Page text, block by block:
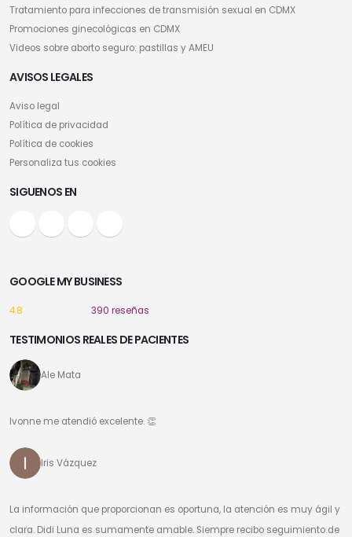
Tratamiento para infecciones de transmisión sexual en CDMX
Promociones ginecológicas en CDMX
Videos sobre aborto seguro: pastillas y AMEU
AVISOS LEGALES
Aviso legal
Política de privacidad
Política de cookies
Personaliza tus cookies
SIGUENOS EN
GOOGLE MY BUSINESS
4.8 390 reseñas
TESTIMONIOS REALES DE PACIENTES
Ale Mata
Ivonne me atendió excelente. 👏
Iris Vázquez
La información que proporcionan es oportuna, la atención es muy ágil y
clara. Didi Luna es sumamente amable. Siempre recibo seguimiento de